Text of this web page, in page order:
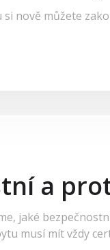
nově můžete
a
jaké
musí mít vždy